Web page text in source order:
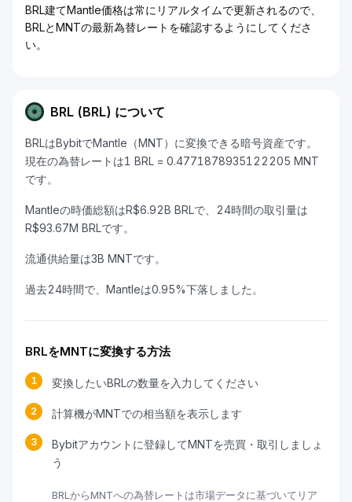
BRL建てMantle価格は常にリアルタイムで更新されるので、
BRLとMNTの最新為替レートを確認するようにしてくださ
い。
BRL (BRL) について
BRLはBybitでMantle（MNT）に変換できる暗号資産です。
現在の為替レートは1 BRL = 0.4771878935122205 MNT
です。
Mantleの時価総額はR$6.92B BRLで、24時間の取引量は
R$93.67M BRLです。
流通供給量は3B MNTです。
過去24時間で、Mantleは0.95%下落しました。
BRLをMNTに変換する方法
1 変換したいBRLの数量を入力してください
2 計算機がMNTでの相当額を表示します
3
Bybitアカウントに登録してMNTを売買・取引しましょ
う
BRLからMNTへの為替レートは市場データに基づいてリア